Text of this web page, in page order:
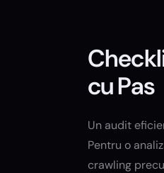
cu Pas
Un audit
Pentru o
crawling